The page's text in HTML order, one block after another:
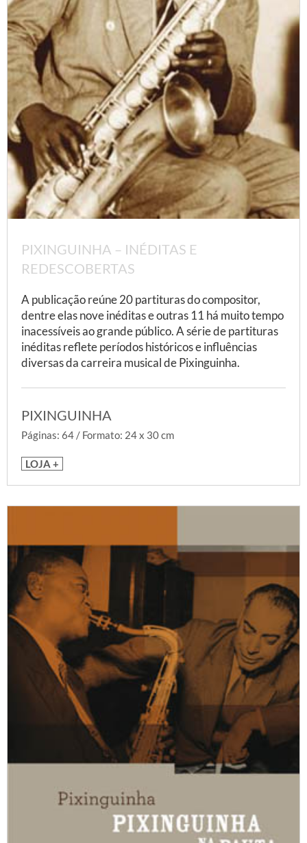
PIXINGUINHA – INÉDITAS E
REDESCOBERTAS
A publicação reúne 20 partituras do compositor,
dentre elas nove inéditas e outras 11 há muito tempo
inacessíveis ao grande público. A série de partituras
inéditas reflete períodos históricos e influências
diversas da carreira musical de Pixinguinha.
PIXINGUINHA
Páginas: 64 / Formato: 24 x 30 cm
LOJA +